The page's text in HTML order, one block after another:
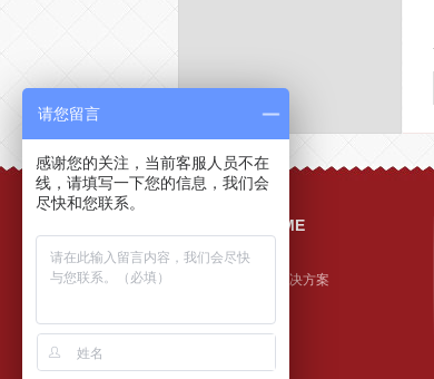
首页/HOME
洛卡生活家
洛卡系统解决方案
洛卡案例
联系洛卡
请您留言
感谢您的关注，当前客服人员不在
线，请填写一下您的信息，我们会
尽快和您联系。